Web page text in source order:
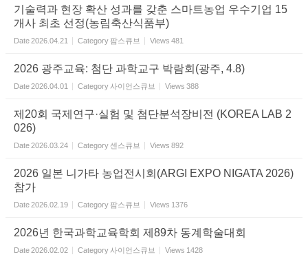
기술력과 현장 확산 성과를 갖춘 스마트농업 우수기업 15
개사 최초 선정(농림축산식품부)
Date2026.04.21 Category 팜스큐브 Views 481
2026 광주교육: 첨단 과학교구 박람회(광주, 4.8)
Date2026.04.01 Category 사이언스큐브 Views 388
제20회 국제연구·실험 및 첨단분석장비전 (KOREA LAB 2
026)
Date2026.03.24 Category 센스큐브 Views 892
2026 일본 니가타 농업전시회(ARGI EXPO NIGATA 2026)
참가
Date2026.02.19 Category 팜스큐브 Views 1376
2026년 한국과학교육학회 제89차 동계학술대회
Date2026.02.02 Category 사이언스큐브 Views 1428